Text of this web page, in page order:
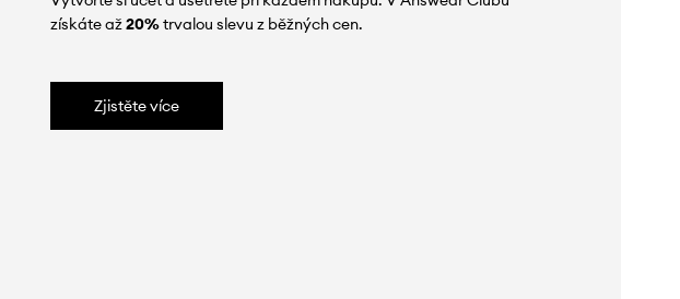
získáte až20%trvalou slevu z běžných cen.
Zjistěte více